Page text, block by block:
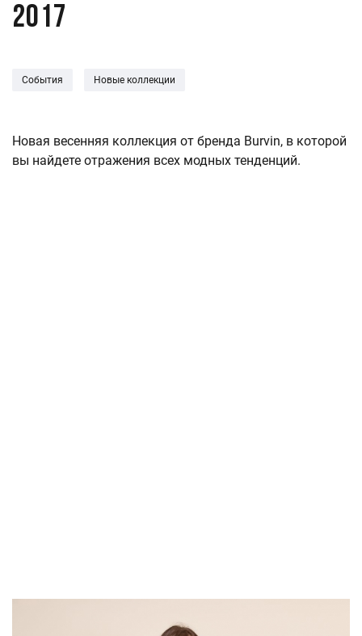
2017
События Новые коллекции
Новая весенняя коллекция от бренда Burvin, в которой
вы найдете отражения всех модных тенденций.